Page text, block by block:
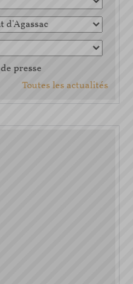
presse
Toutes les actualités